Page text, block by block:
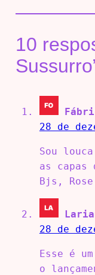
10
28 de
Sou
as
Bjs,
28 de
Esse é
o